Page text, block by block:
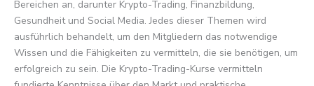
Bereichen an, darunter Krypto-Trading, Finanzbildung,
Gesundheit und Social Media. Jedes dieser Themen wird
ausführlich behandelt, um den Mitgliedern das notwendige
Wissen und die Fähigkeiten zu vermitteln, die sie benötigen, um
erfolgreich zu sein. Die Krypto-Trading-Kurse vermitteln